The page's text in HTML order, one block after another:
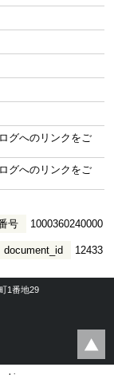
グへのリンクをご
グへのリンクをご
号 1000360240000
document_id 12433
1番地29